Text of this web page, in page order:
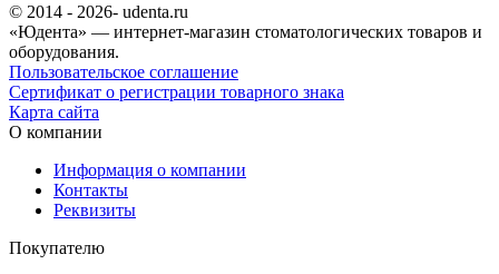
© 2014 - 2026- udenta.ru
«Юдента» — интернет-магазин стоматологических товаров и
оборудования.
Пользовательское соглашение
Сертификат о регистрации товарного знака
Карта сайта
О компании
Информация о компании
Контакты
Реквизиты
Покупателю